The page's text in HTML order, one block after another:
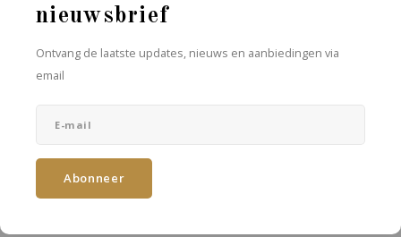
nieuwsbrief
Ontvang de laatste updates, nieuws en aanbiedingen via
email
Abonneer